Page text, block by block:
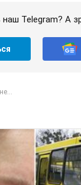
Telegram? А